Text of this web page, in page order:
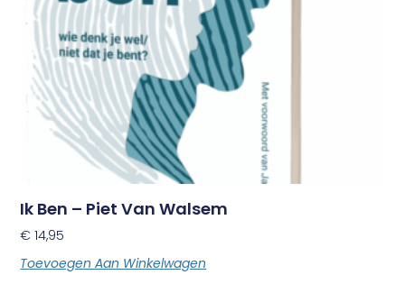
Ik Ben – Piet Van Walsem
€ 14,95
Toevoegen Aan Winkelwagen